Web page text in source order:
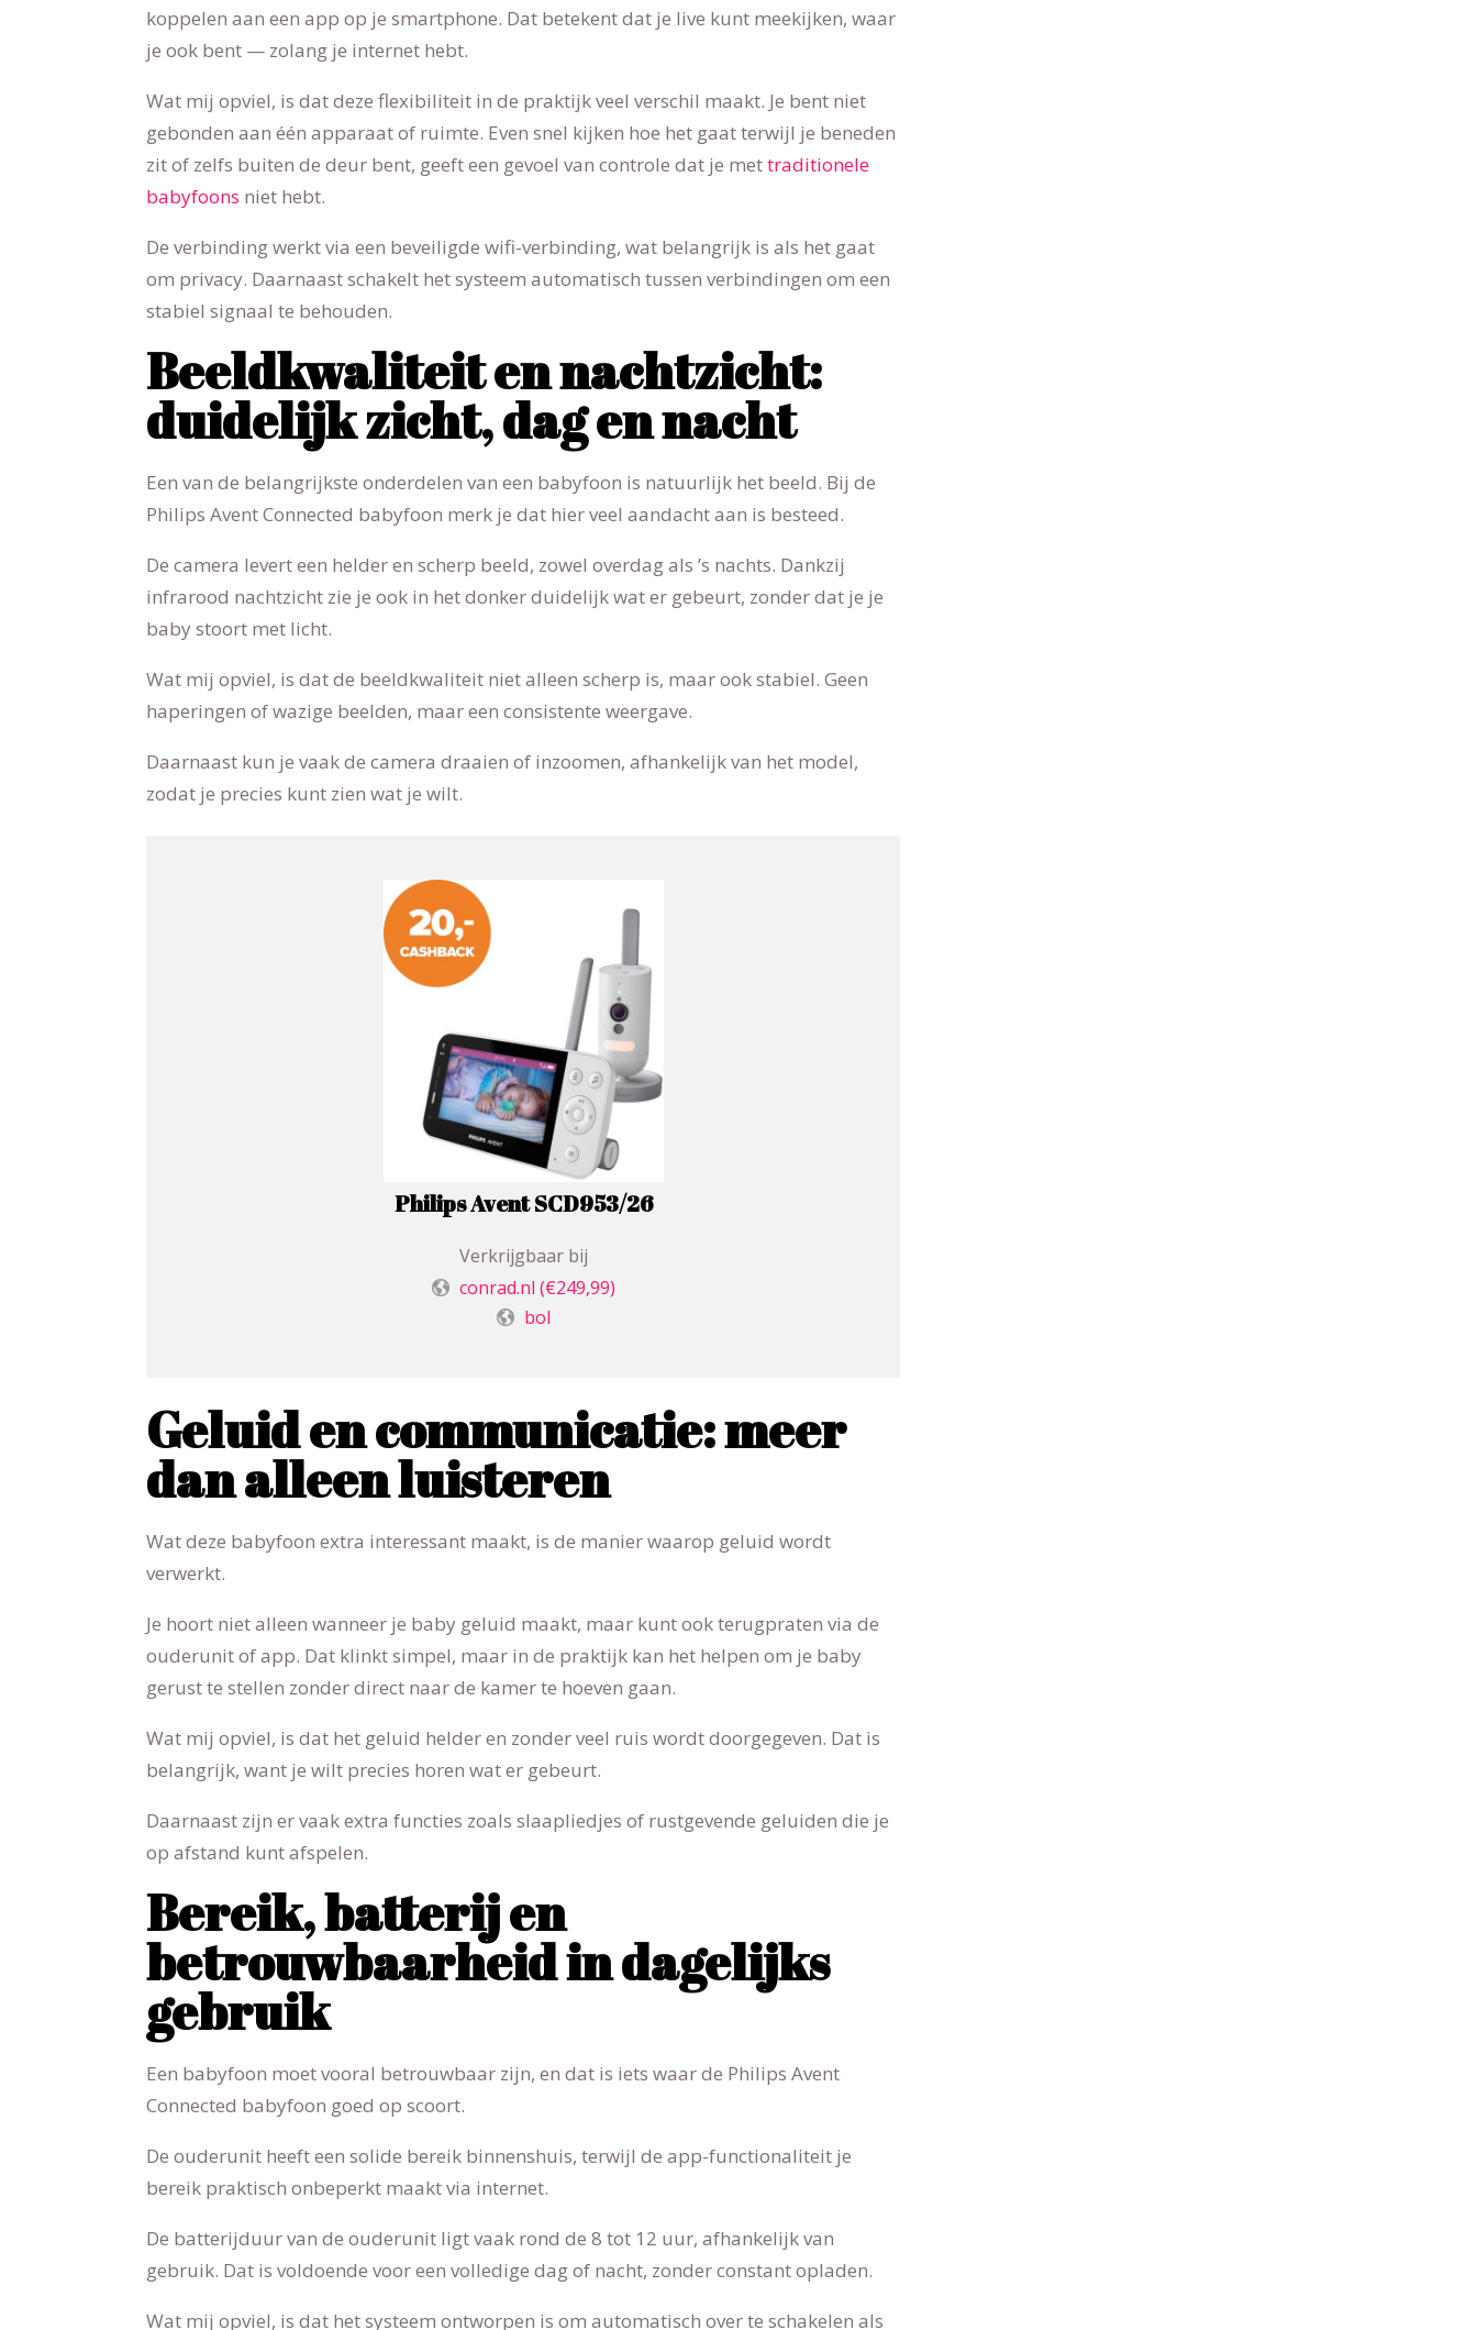
koppelen aan een app op je smartphone. Dat betekent dat je live kunt meekijken, waar
je ook bent — zolang je internet hebt.
Wat mij opviel, is dat deze flexibiliteit in de praktijk veel verschil maakt. Je bent niet
gebonden aan één apparaat of ruimte. Even snel kijken hoe het gaat terwijl je beneden
zit of zelfs buiten de deur bent, geeft een gevoel van controle dat je mettraditionele
babyfoons niet hebt.
De verbinding werkt via een beveiligde wifi-verbinding, wat belangrijk is als het gaat
om privacy. Daarnaast schakelt het systeem automatisch tussen verbindingen om een
stabiel signaal te behouden.
Beeldkwaliteit en nachtzicht:
duidelijk zicht, dag en nacht
Een van de belangrijkste onderdelen van een babyfoon is natuurlijk het beeld. Bij de
Philips Avent Connected babyfoon merk je dat hier veel aandacht aan is besteed.
De camera levert een helder en scherp beeld, zowel overdag als ’s nachts. Dankzij
infrarood nachtzicht zie je ook in het donker duidelijk wat er gebeurt, zonder dat je je
baby stoort met licht.
Wat mij opviel, is dat de beeldkwaliteit niet alleen scherp is, maar ook stabiel. Geen
haperingen of wazige beelden, maar een consistente weergave.
Daarnaast kun je vaak de camera draaien of inzoomen, afhankelijk van het model,
zodat je precies kunt zien wat je wilt.
Philips Avent SCD953/26
Verkrijgbaar bij
conrad.nl (€249,99)
bol
Geluid en communicatie: meer
dan alleen luisteren
Wat deze babyfoon extra interessant maakt, is de manier waarop geluid wordt
verwerkt.
Je hoort niet alleen wanneer je baby geluid maakt, maar kunt ook terugpraten via de
ouderunit of app. Dat klinkt simpel, maar in de praktijk kan het helpen om je baby
gerust te stellen zonder direct naar de kamer te hoeven gaan.
Wat mij opviel, is dat het geluid helder en zonder veel ruis wordt doorgegeven. Dat is
belangrijk, want je wilt precies horen wat er gebeurt.
Daarnaast zijn er vaak extra functies zoals slaapliedjes of rustgevende geluiden die je
op afstand kunt afspelen.
Bereik, batterij en
betrouwbaarheid in dagelijks
gebruik
Een babyfoon moet vooral betrouwbaar zijn, en dat is iets waar de Philips Avent
Connected babyfoon goed op scoort.
De ouderunit heeft een solide bereik binnenshuis, terwijl de app-functionaliteit je
bereik praktisch onbeperkt maakt via internet.
De batterijduur van de ouderunit ligt vaak rond de 8 tot 12 uur, afhankelijk van
gebruik. Dat is voldoende voor een volledige dag of nacht, zonder constant opladen.
Wat mij opviel, is dat het systeem ontworpen is om automatisch over te schakelen als